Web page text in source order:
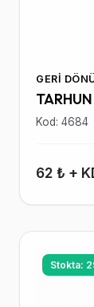
GERI
Kod: 4684
62 ₺ +
Stokta: